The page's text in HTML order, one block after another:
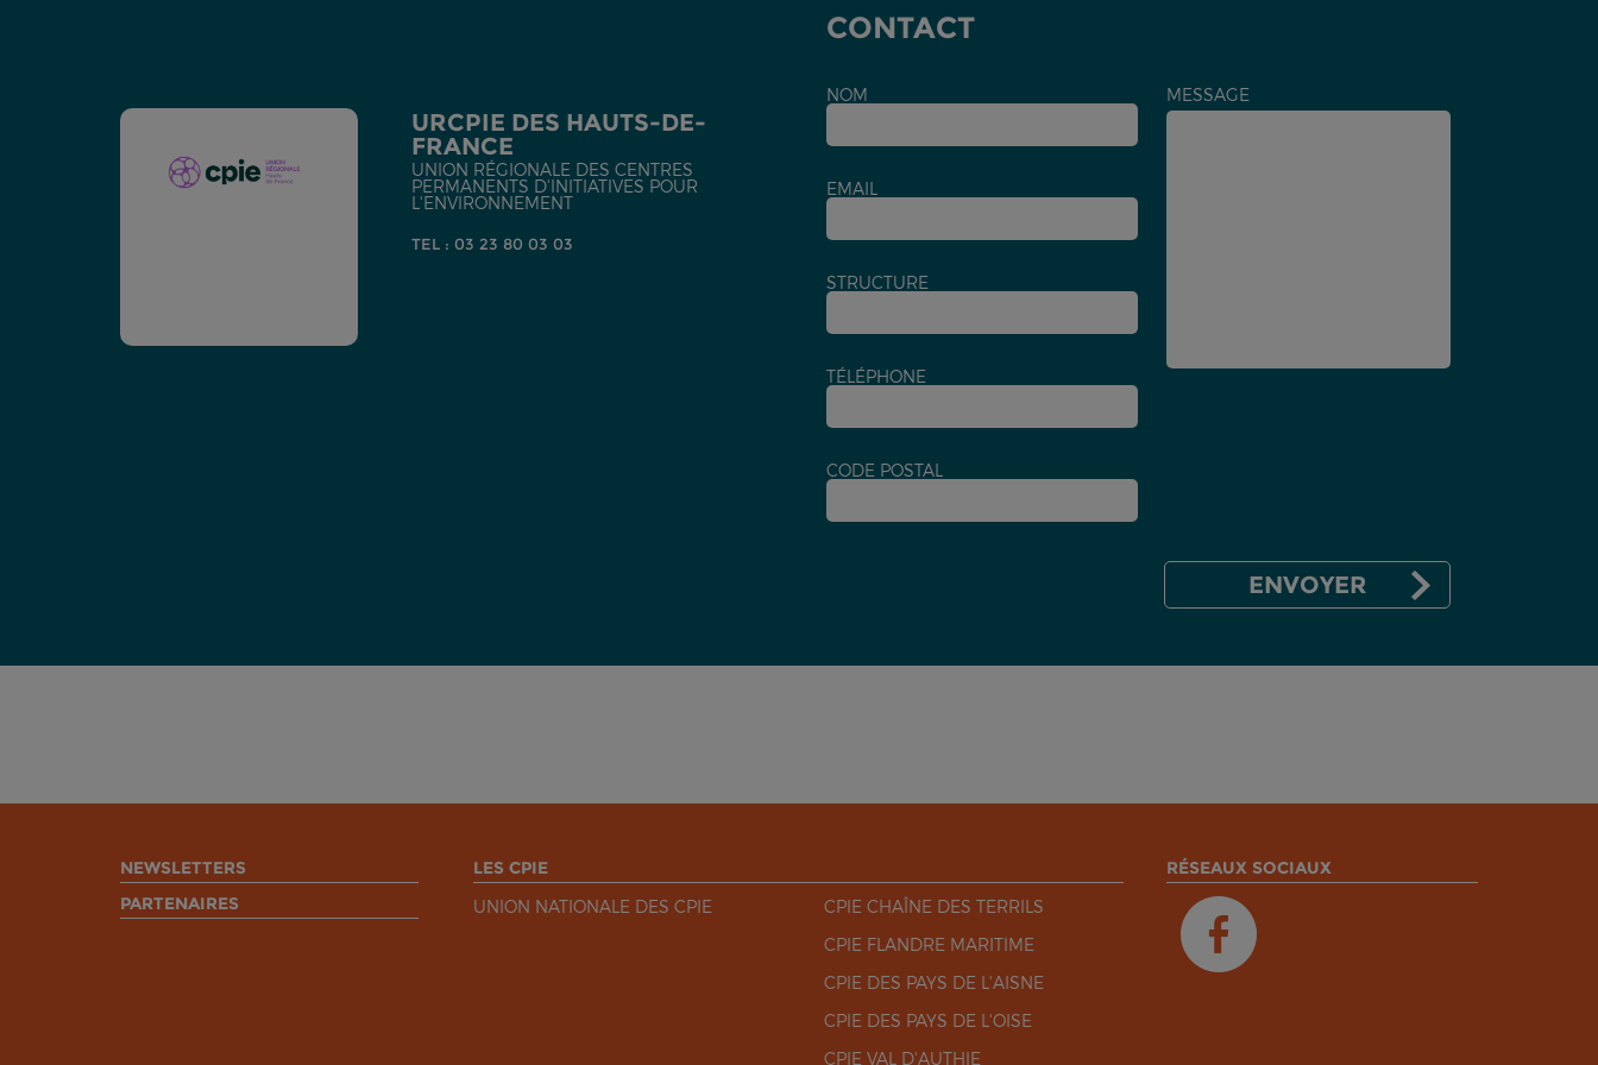
URCPIE DES HAUTS-DE-
FRANCE
UNION RÉGIONALE DES CENTRES
PERMANENTS D'INITIATIVES POUR
L'ENVIRONNEMENT
TEL : 03 23 80 03 03
CONTACT
NOM
EMAIL
STRUCTURE
TÉLÉPHONE
CODE POSTAL
MESSAGE
NEWSLETTERS
PARTENAIRES
LES CPIE
UNION NATIONALE DES CPIE
CPIE CHAÎNE DES TERRILS
CPIE FLANDRE MARITIME
CPIE DES PAYS DE L'AISNE
CPIE DES PAYS DE L'OISE
CPIE VAL D'AUTHIE
RÉSEAUX SOCIAUX